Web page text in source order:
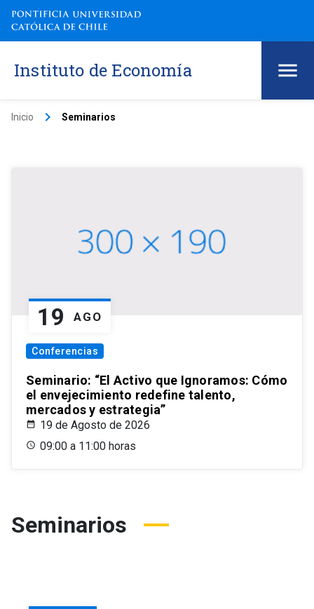
Instituto de Economía
Inicio keyboard_arrow_right Seminarios
19 AGO
Conferencias
Seminario: “El Activo que Ignoramos: Cómo
el envejecimiento redefine talento,
mercados y estrategia”
19 de Agosto de 2026
09:00 a 11:00 horas
Seminarios